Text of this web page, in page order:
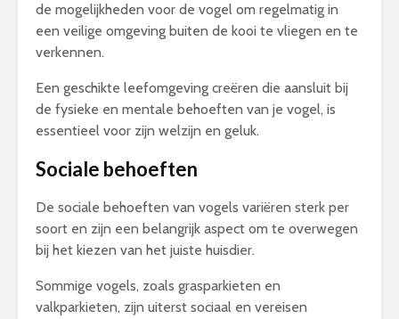
de mogelijkheden voor de vogel om regelmatig in
een veilige omgeving buiten de kooi te vliegen en te
verkennen.
Een geschikte leefomgeving creëren die aansluit bij
de fysieke en mentale behoeften van je vogel, is
essentieel voor zijn welzijn en geluk.
Sociale behoeften
De sociale behoeften van vogels variëren sterk per
soort en zijn een belangrijk aspect om te overwegen
bij het kiezen van het juiste huisdier.
Sommige vogels, zoals grasparkieten en
valkparkieten, zijn uiterst sociaal en vereisen